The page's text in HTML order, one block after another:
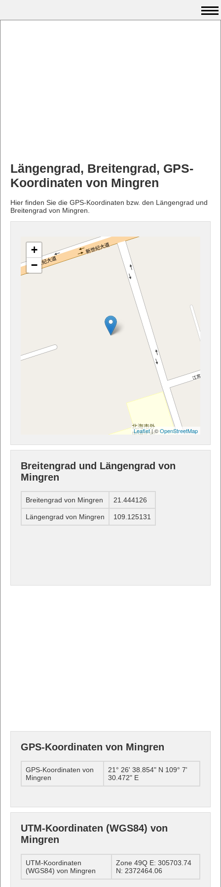
Längengrad, Breitengrad, GPS-
Koordinaten von Mingren
Hier finden Sie die GPS-Koordinaten bzw. den Längengrad und
Breitengrad von Mingren.
+
−
Leaflet| ©OpenStreetMap
Breitengrad und Längengrad von
Mingren
Breitengrad von Mingren 21.444126
Längengrad von Mingren 109.125131
GPS-Koordinaten von Mingren
GPS-Koordinaten von
Mingren
21° 26' 38.854" N 109° 7'
30.472" E
UTM-Koordinaten (WGS84) von
Mingren
UTM-Koordinaten
(WGS84) von Mingren
Zone 49Q E: 305703.74
N: 2372464.06